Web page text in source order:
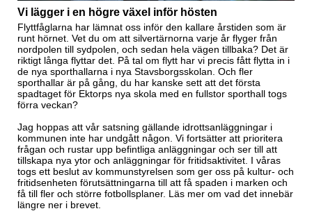
Vi lägger i en högre växel inför hösten
Flyttfåglarna har lämnat oss inför den kallare årstiden som är
runt hörnet. Vet du om att silvertärnorna varje år flyger från
nordpolen till sydpolen, och sedan hela vägen tillbaka? Det är
riktigt långa flyttar det. På tal om flytt har vi precis fått flytta in i
de nya sporthallarna i nya Stavsborgsskolan. Och fler
sporthallar är på gång, du har kanske sett att det första
spadtaget för Ektorps nya skola med en fullstor sporthall togs
förra veckan?
Jag hoppas att vår satsning gällande idrottsanläggningar i
kommunen inte har undgått någon. Vi fortsätter att prioritera
frågan och rustar upp befintliga anläggningar och ser till att
tillskapa nya ytor och anläggningar för fritidsaktivitet. I våras
togs ett beslut av kommunstyrelsen som ger oss på kultur- och
fritidsenheten förutsättningarna till att få spaden i marken och
få till fler och större fotbollsplaner. Läs mer om vad det innebär
längre ner i brevet.